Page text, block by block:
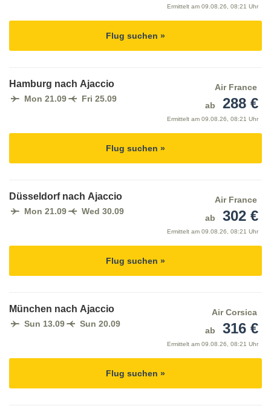
Ermittelt am 09.08.26, 08:21 Uhr
Flug suchen »
Hamburg nach Ajaccio
Mon 21.09 Fri 25.09
Air France
ab
288 €
Ermittelt am 09.08.26, 08:21 Uhr
Flug suchen »
Düsseldorf nach Ajaccio
Mon 21.09 Wed 30.09
Air France
ab
302 €
Ermittelt am 09.08.26, 08:21 Uhr
Flug suchen »
München nach Ajaccio
Sun 13.09 Sun 20.09
Air Corsica
ab
316 €
Ermittelt am 09.08.26, 08:21 Uhr
Flug suchen »